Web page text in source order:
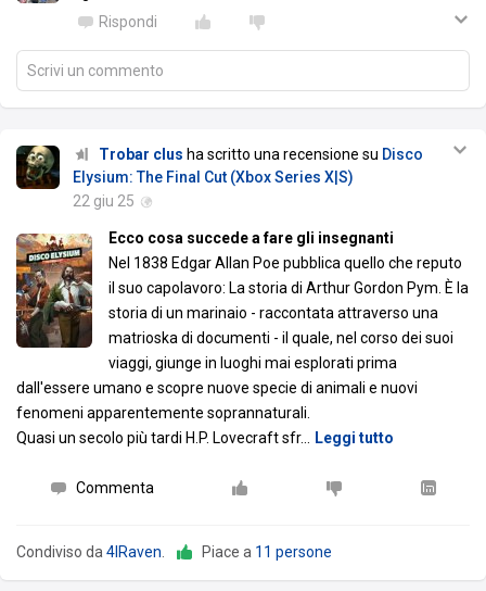
Rispondi
Scrivi un commento
Trobar clus ha scritto una recensione su Disco
Elysium: The Final Cut (Xbox Series X|S)
22 giu 25
Ecco cosa succede a fare gli insegnanti
Nel 1838 Edgar Allan Poe pubblica quello che reputo
il suo capolavoro: La storia di Arthur Gordon Pym. È la
storia di un marinaio - raccontata attraverso una
matrioska di documenti - il quale, nel corso dei suoi
viaggi, giunge in luoghi mai esplorati prima
dall'essere umano e scopre nuove specie di animali e nuovi
fenomeni apparentemente soprannaturali.
Quasi un secolo più tardi H.P. Lovecraft sfr… Leggi tutto
Commenta
Condiviso da 4lRaven Piace a 11 persone